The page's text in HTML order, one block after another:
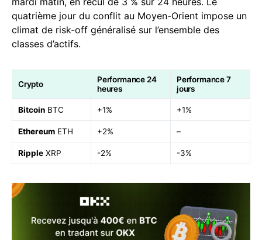
quatrième jour du conflit au Moyen-Orient impose un
climat de risk-off généralisé sur l’ensemble des
classes d’actifs.
Crypto
Performance 24
heures
Performance 7
jours
Bitcoin BTC +1% +1%
Ethereum ETH +2% –
Ripple XRP -2% -3%